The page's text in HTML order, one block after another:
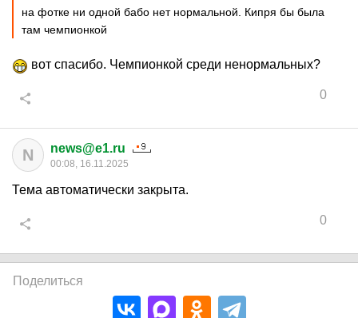
на фотке ни одной бабо нет нормальной. Кипря бы была
там чемпионкой
вот спасибо. Чемпионкой среди ненормальных?
0
N news@e1.ru
00:08, 16.11.2025
Тема автоматически закрыта.
0
Поделиться